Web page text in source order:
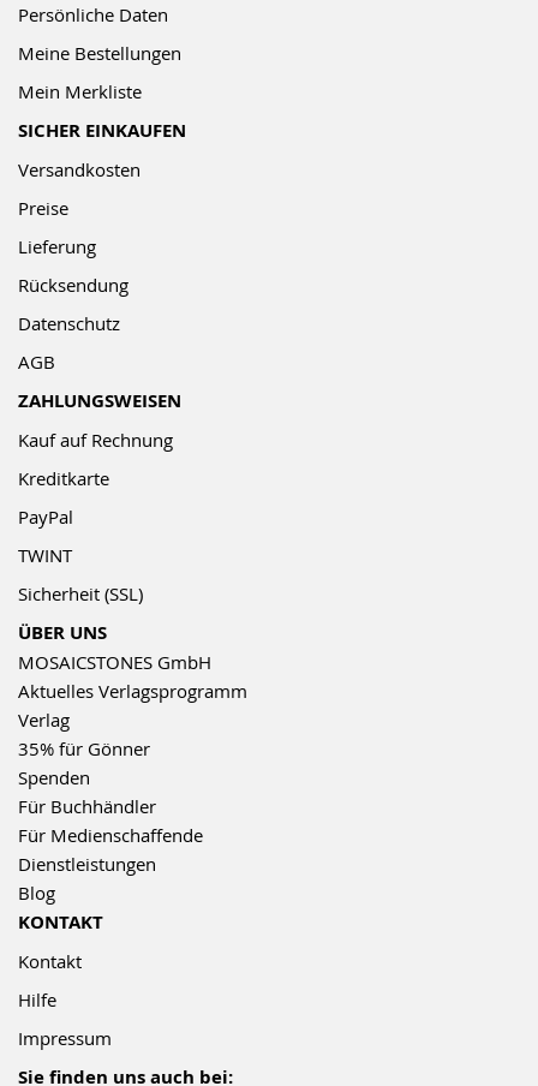
Persönliche Daten
Meine Bestellungen
Mein Merkliste
SICHER EINKAUFEN
Versandkosten
Preise
Lieferung
Rücksendung
Datenschutz
AGB
ZAHLUNGSWEISEN
Kauf auf Rechnung
Kreditkarte
PayPal
TWINT
Sicherheit (SSL)
ÜBER UNS
MOSAICSTONES GmbH
Aktuelles Verlagsprogramm
Verlag
35% für Gönner
Spenden
Für Buchhändler
Für Medienschaffende
Dienstleistungen
Blog
KONTAKT
Kontakt
Hilfe
Impressum
Sie finden uns auch bei: